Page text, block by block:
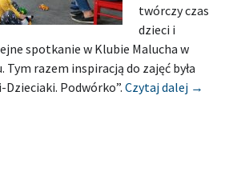
twórczy czas
dzieci i
spotkanie w Klubie Malucha w
razem inspiracją do zajęć była
Podwórko”. Czytaj dalej →